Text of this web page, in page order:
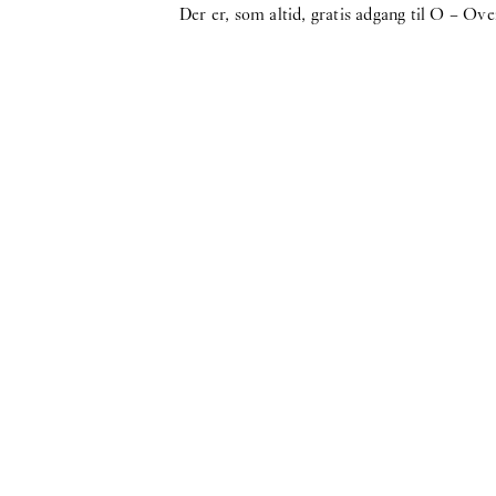
Der er, som altid, gratis adgang til O –